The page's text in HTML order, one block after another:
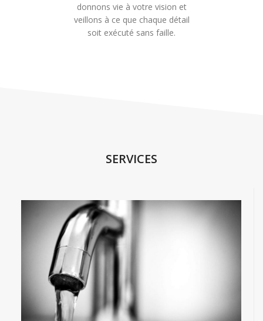
donnons vie à votre vision et
veillons à ce que chaque détail
soit exécuté sans faille.
SERVICES